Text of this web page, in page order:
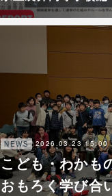
NEWS 2026.03.23 15:00
こども・わかも
おもろく学び